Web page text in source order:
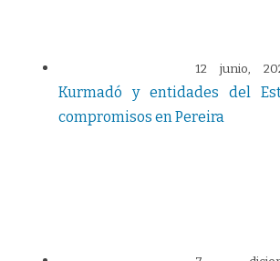
12 junio,
Kurmadó y entidades del
compromisos en Pereira